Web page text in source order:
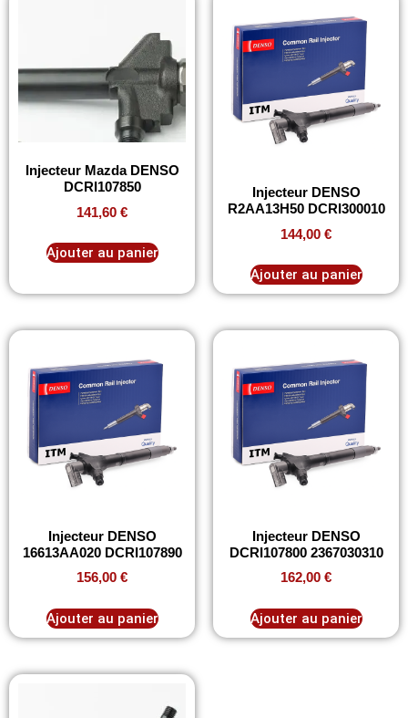
Injecteur Mazda DENSO
DCRI107850
141,60 €
Ajouter au panier
Injecteur DENSO
R2AA13H50 DCRI300010
144,00 €
Ajouter au panier
Injecteur DENSO
16613AA020 DCRI107890
156,00 €
Ajouter au panier
Injecteur DENSO
DCRI107800 2367030310
162,00 €
Ajouter au panier